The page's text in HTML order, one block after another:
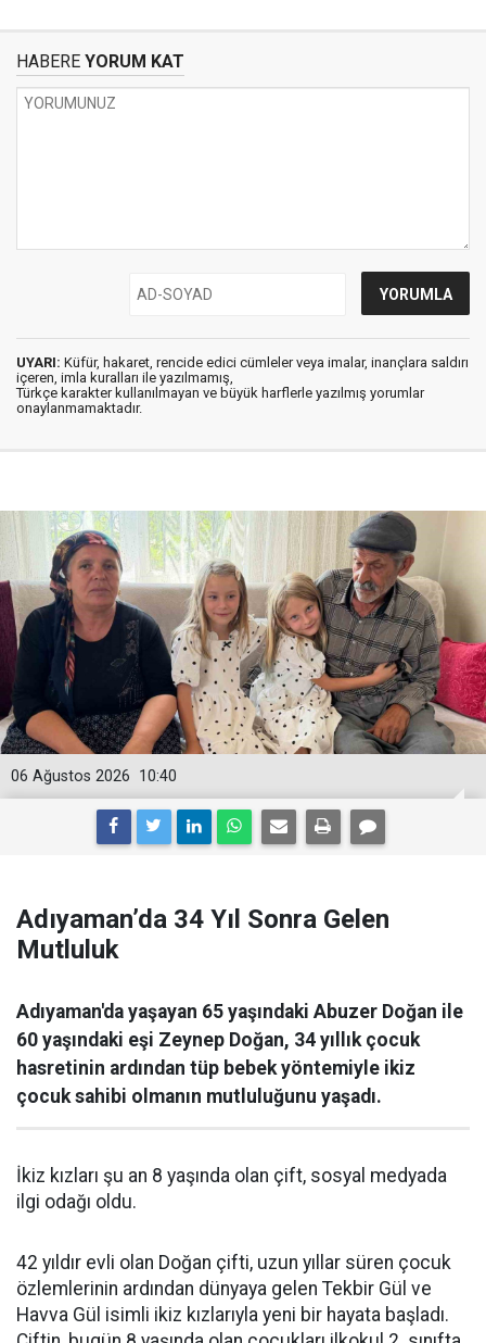
HABERE YORUM KAT
UYARI: Küfür, hakaret, rencide edici cümleler veya imalar, inançlara saldırı
içeren, imla kuralları ile yazılmamış,
Türkçe karakter kullanılmayan ve büyük harflerle yazılmış yorumlar
onaylanmamaktadır.
10:40
06 Ağustos 2026
Adıyaman’da 34 Yıl Sonra Gelen
Mutluluk
Adıyaman'da yaşayan 65 yaşındaki Abuzer Doğan ile
60 yaşındaki eşi Zeynep Doğan, 34 yıllık çocuk
hasretinin ardından tüp bebek yöntemiyle ikiz
çocuk sahibi olmanın mutluluğunu yaşadı.
İkiz kızları şu an 8 yaşında olan çift, sosyal medyada
ilgi odağı oldu.
42 yıldır evli olan Doğan çifti, uzun yıllar süren çocuk
özlemlerinin ardından dünyaya gelen Tekbir Gül ve
Havva Gül isimli ikiz kızlarıyla yeni bir hayata başladı.